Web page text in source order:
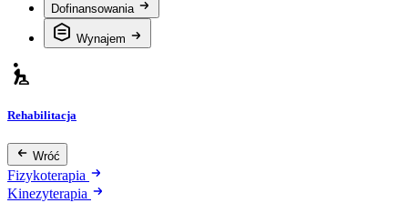
Dofinansowania
Wynajem
Rehabilitacja
Wróć
Fizykoterapia
Kinezyterapia